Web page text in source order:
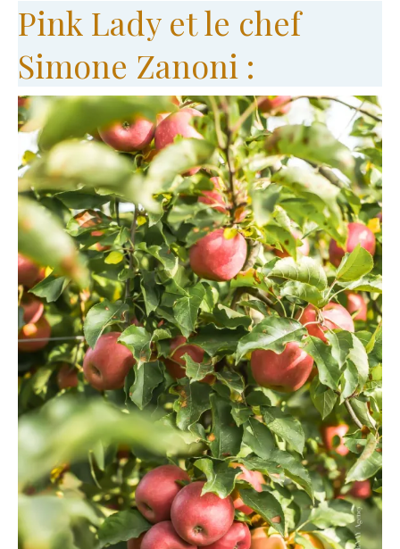
Pink Lady et le chef
Simone Zanoni :